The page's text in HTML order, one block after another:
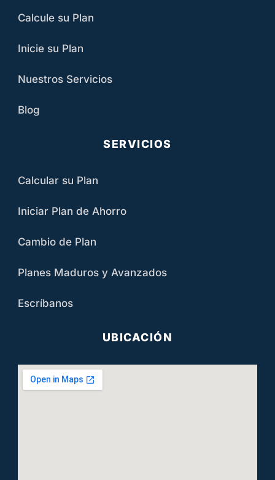
Calcule su Plan
Inicie su Plan
Nuestros Servicios
Blog
SERVICIOS
Calcular su Plan
Iniciar Plan de Ahorro
Cambio de Plan
Planes Maduros y Avanzados
Escríbanos
UBICACIÓN